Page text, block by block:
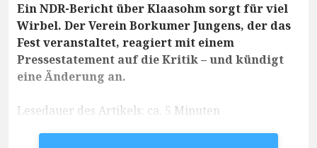
Ein NDR-Bericht über Klaasohm sorgt für viel
Wirbel. Der Verein Borkumer Jungens, der das
Fest veranstaltet, reagiert mit einem
Pressestatement auf die Kritik – und kündigt
eine Änderung an.
Lesedauer des Artikels: ca. 5 Minuten